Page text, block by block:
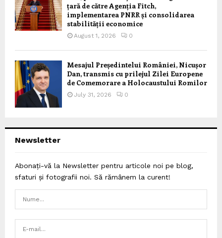
țară de către Agenția Fitch,
implementarea PNRR și consolidarea
stabilității economice
August 1, 2026 0
Mesajul Președintelui României, Nicușor
Dan, transmis cu prilejul Zilei Europene
de Comemorare a Holocaustului Romilor
July 31, 2026 0
Newsletter
Abonați-vă la Newsletter pentru articole noi pe blog,
sfaturi și fotografii noi. Să rămânem la curent!